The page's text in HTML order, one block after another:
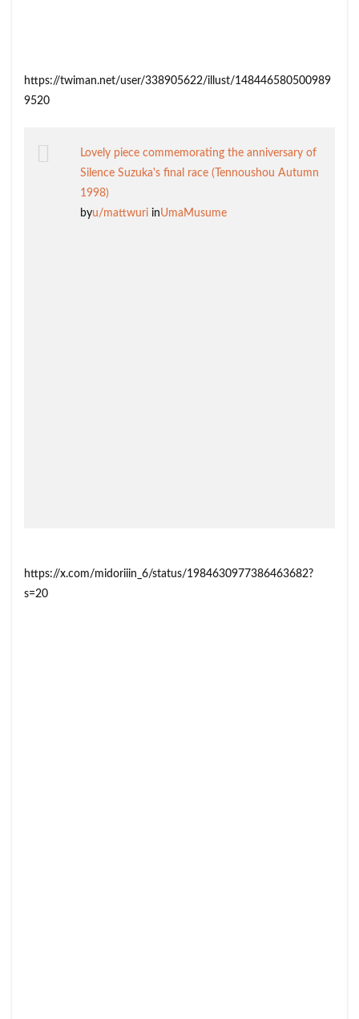
https://twiman.net/user/338905622/illust/148446580500989
9520
Lovely piece commemorating the anniversary of
Silence Suzuka's final race (Tennoushou Autumn
1998)
byu/mattwuri inUmaMusume
https://x.com/midoriiin_6/status/1984630977386463682?
s=20